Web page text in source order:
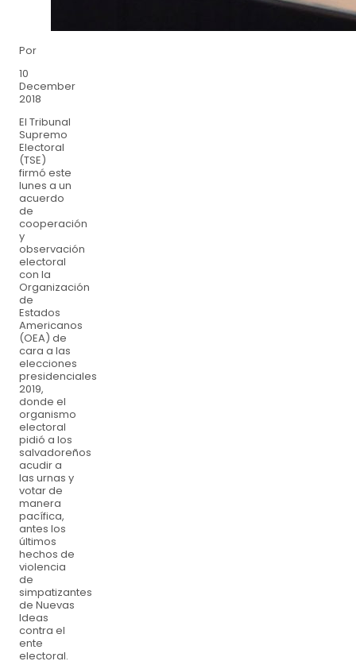
Por
10
December
2018
El Tribunal
Supremo
Electoral
(TSE)
firmó este
lunes a un
acuerdo
de
cooperación
y
observación
electoral
con la
Organización
de
Estados
Americanos
(OEA) de
cara a las
elecciones
presidenciales
2019,
donde el
organismo
electoral
pidió a los
salvadoreños
acudir a
las urnas y
votar de
manera
pacífica,
antes los
últimos
hechos de
violencia
de
simpatizantes
de Nuevas
Ideas
contra el
ente
electoral.